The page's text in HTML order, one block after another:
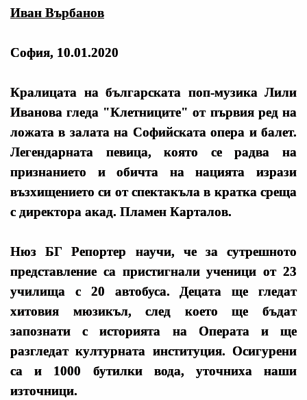
Иван Върбанов
София, 10.01.2020
Кралицата на българската поп-музика Лили
Иванова гледа "Клетниците" от първия ред на
ложата в залата на Софийската опера и балет.
Легендарната певица, която се радва на
признанието и обичта на нацията изрази
възхищението си от спектакъла в кратка среща
с директора акад. Пламен Карталов.
Нюз БГ Репортер научи, че за сутрешното
представление са пристигнали ученици от 23
училища с 20 автобуса. Децата ще гледат
хитовия мюзикъл, след което ще бъдат
запознати с историята на Операта и ще
разгледат културната институция. Осигурени
са и 1000 бутилки вода, уточниха наши
източници.